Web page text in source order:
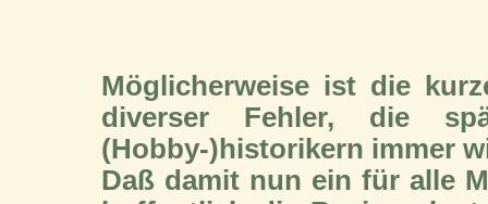
Möglicherweise ist die
diverser Fehler, die
(Hobby-)historikern immer
Daß damit nun ein für alle